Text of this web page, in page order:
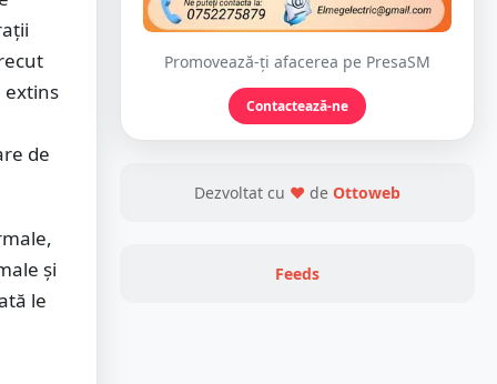
extins
de
și
le
Promovează-ți afacerea pe PresaSM
Contactează-ne
Dezvoltat cu ❤ de Ottoweb
Feeds